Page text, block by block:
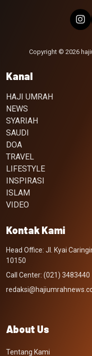
Copyright © 2026
Kanal
HAJI UMRAH
NEWS
SYARIAH
SAUDI
DOA
TRAVEL
LIFESTYLE
INSPIRASI
ISLAM
VIDEO
Kontak Kami
Head Office: Jl. Kyai
10150
Call Center: (021) 3483440
About Us
Tentang Kami